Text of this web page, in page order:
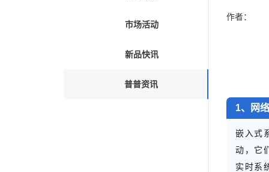
市场活动
新品快讯
普普资讯
作者：
1、网
嵌入式
动，它
实时系